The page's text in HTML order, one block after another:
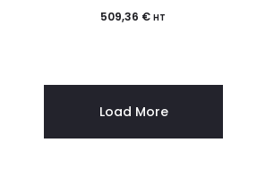
509,36 € HT
Load More